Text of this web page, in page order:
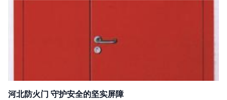
河北防火门 守护安全的坚实屏障